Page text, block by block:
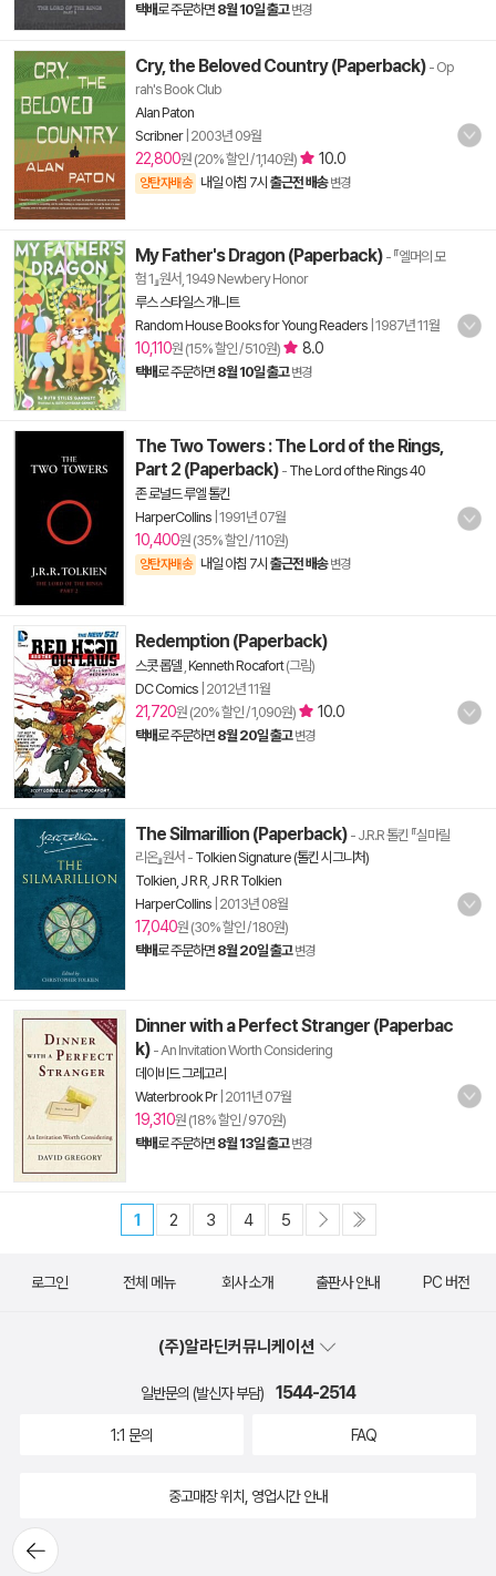
택배로 주문하면 8월 10일 출고 변경
Cry, the Beloved Country (Paperback) - Op
rah's Book Club
Alan Paton
Scribner| 2003년 09월
22,800원 (20% 할인 / 1,140원) 10.0
양탄자배송 내일 아침 7시 출근전 배송 변경
My Father's Dragon (Paperback) - 『엘머의 모
험 1』원서, 1949 Newbery Honor
루스 스타일스 개니트
Random House Books for Young Readers 1987년 11월
10,110원 (15% 할인 / 510원) 8.0
택배로 주문하면 8월 10일 출고 변경
The Two Towers : The Lord of the Rings,
Part 2 (Paperback) - The Lord of the Rings 40
존 로널드 루엘 톨킨
HarperCollins 1991년 07월
10,400원 (35% 할인 / 110원)
양탄자배송 내일 아침 7시 출근전 배송 변경
Redemption (Paperback)
스콧 롭델 Kenneth Rocafort(그림)
DC Comics 2012년 11월
21,720원 (20% 할인 / 1,090원) 10.0
택배로 주문하면 8월 20일 출고 변경
The Silmarillion (Paperback) - J.R.R 톨킨 『실마릴
리온』원서 - Tolkien Signature (톨킨 시그니처)
Tolkien, J R R J R R Tolkien
HarperCollins 2013년 08월
17,040원 (30% 할인 / 180원)
택배로 주문하면 8월 20일 출고 변경
Dinner with a Perfect Stranger (Paperbac
k) - An Invitation Worth Considering
데이비드 그레고리
Waterbrook Pr| 2011년 07월
19,310원 (18% 할인 / 970원)
택배로 주문하면 8월 13일 출고 변경
1 2 3 4 5
뒤로가
기
로그인 전체 메뉴 회사 소개 출판사 안내 PC 버전
(주)알라딘커뮤니케이션
일반문의 (발신자 부담) 1544-2514
1:1 문의 FAQ
중고매장 위치, 영업시간 안내